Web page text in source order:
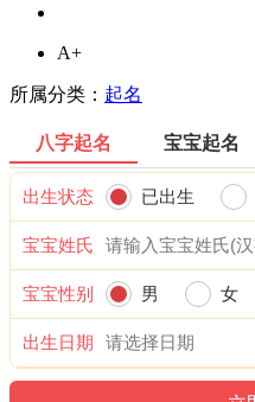
A+
所属分类： 起名
八字起名 宝宝起名
出生状态 已出生
宝宝姓氏
宝宝性别 男 女
出生日期